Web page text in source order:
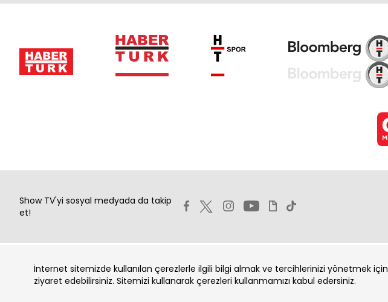
İnternet sitemizde kullanılan çerezlerle ilgili bilgi almak ve tercihlerinizi yönetmek için
ziyaret edebilirsiniz. Sitemizi kullanarak çerezleri kullanmamızı kabul edersiniz.
Show TV'yi sosyal medyada da takip
et!
Copyright 2026 Show Televizyon Yayıncılık A.Ş.